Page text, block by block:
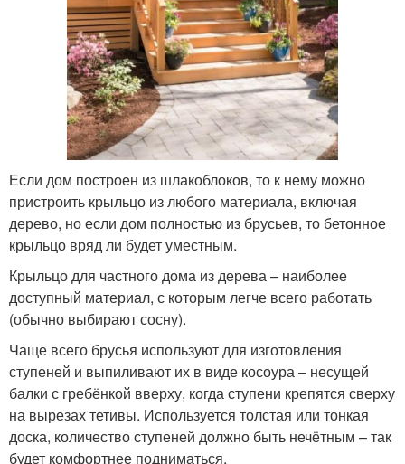
Если дом построен из шлакоблоков, то к нему можно
пристроить крыльцо из любого материала, включая
дерево, но если дом полностью из брусьев, то бетонное
крыльцо вряд ли будет уместным.
Крыльцо для частного дома из дерева – наиболее
доступный материал, с которым легче всего работать
(обычно выбирают сосну).
Чаще всего брусья используют для изготовления
ступеней и выпиливают их в виде косоура – несущей
балки с гребёнкой вверху, когда ступени крепятся сверху
на вырезах тетивы. Используется толстая или тонкая
доска, количество ступеней должно быть нечётным – так
будет комфортнее подниматься.